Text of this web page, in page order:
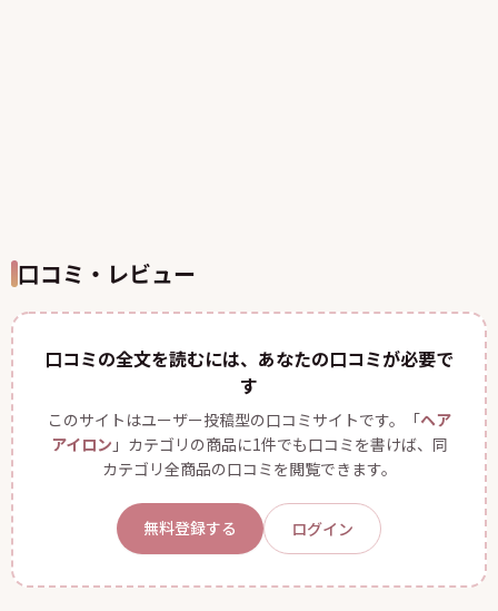
口コミ・レビュー
口コミの全文を読むには、あなたの口コミが必要で
す
このサイトはユーザー投稿型の口コミサイトです。「ヘア
アイロン 」カテゴリの商品に1件でも口コミを書けば、同
カテゴリ全商品の口コミを閲覧できます。
無料登録する ログイン